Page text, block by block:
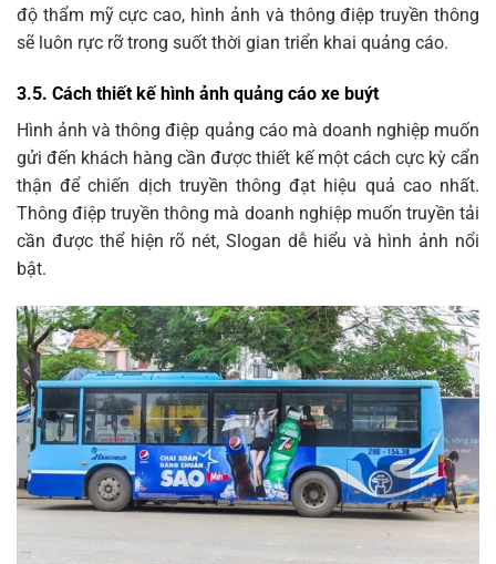
độ thẩm mỹ cực cao, hình ảnh và thông điệp truyền thông
sẽ luôn rực rỡ trong suốt thời gian triển khai quảng cáo.
3.5. Cách thiết kế hình ảnh quảng cáo xe buýt
Hình ảnh và thông điệp quảng cáo mà doanh nghiệp muốn
gửi đến khách hàng cần được thiết kế một cách cực kỳ cẩn
thận để chiến dịch truyền thông đạt hiệu quả cao nhất.
Thông điệp truyền thông mà doanh nghiệp muốn truyền tải
cần được thể hiện rõ nét, Slogan dễ hiểu và hình ảnh nổi
bật.